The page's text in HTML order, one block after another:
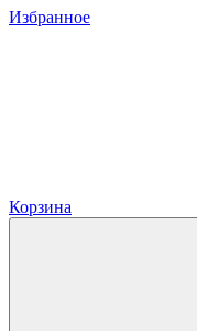
Избранное
Корзина